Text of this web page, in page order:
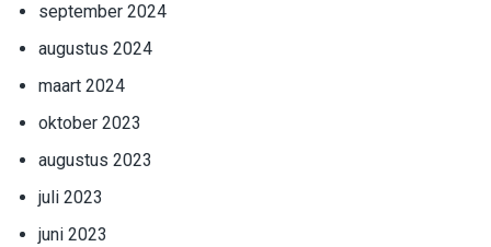
september 2024
augustus 2024
maart 2024
oktober 2023
augustus 2023
juli 2023
juni 2023